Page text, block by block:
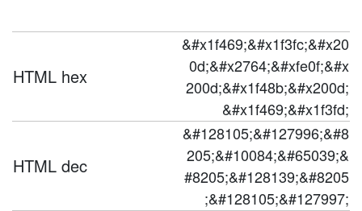
HTML hex
&#x1f469;&#x1f3fc;&#x20
0d;&#x2764;&#xfe0f;&#x
200d;&#x1f48b;&#x200d;
&#x1f469;&#x1f3fd;
HTML dec
&#128105;&#127996;&#8
205;&#10084;&#65039;&
#8205;&#128139;&#8205
;&#128105;&#127997;